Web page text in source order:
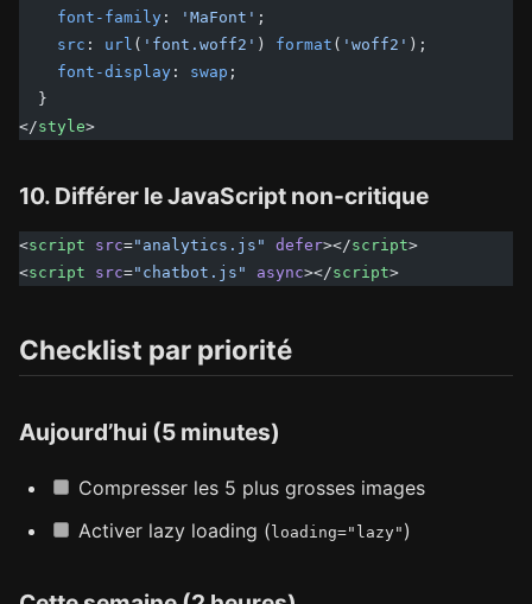
    font-family
: 'MaFont' ;
    src
: url ( 'font.woff2' ) format ( 'woff2' );
    font-display
: swap ;
  }
</style>
10. Différer le JavaScript non-critique
<script src="analytics.js" defer></script>
<script src="chatbot.js" async></script>
Checklist par priorité
Aujourd’hui (5 minutes)
Compresser les 5 plus grosses images
Activer lazy loading (loading="lazy" )